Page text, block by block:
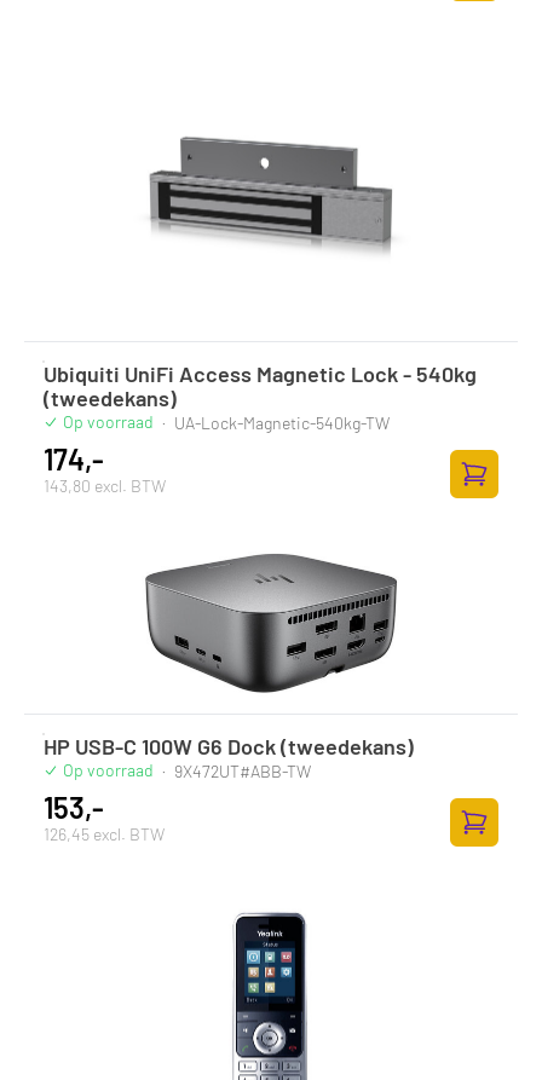
Ubiquiti UniFi Access Magnetic Lock - 540kg
(tweedekans)
Op voorraad · UA-Lock-Magnetic-540kg-TW
174,-
143,80 excl. BTW
Zum
HP USB-C 100W G6 Dock (tweedekans)
Op voorraad · 9X472UT#ABB-TW
153,-
126,45 excl. BTW
Zum